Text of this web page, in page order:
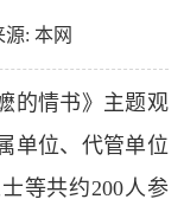
源: 本网
的情书》主题观
单位、代管单位
等共约200人参